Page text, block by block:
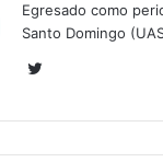
Egresado como
Santo Domingo
Twitter